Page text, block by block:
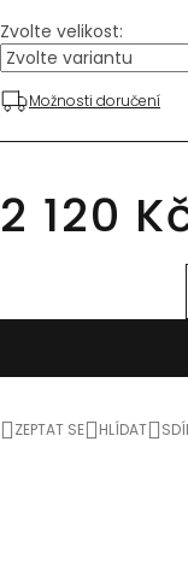
2 120
Zvolte velikost:
Možnosti doručení
ZEPTAT SE HLÍDAT